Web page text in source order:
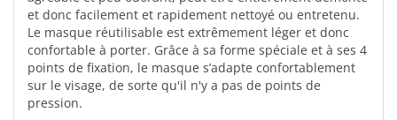
et donc facilement et rapidement nettoyé ou entretenu.
Le masque réutilisable est extrêmement léger et donc
confortable à porter. Grâce à sa forme spéciale et à ses 4
points de fixation, le masque s’adapte confortablement
sur le visage, de sorte qu'il n'y a pas de points de
pression.